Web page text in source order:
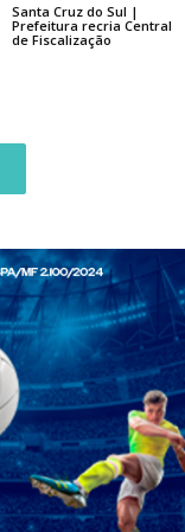
Santa Cruz do Sul |
Prefeitura recria Central
de Fiscalização